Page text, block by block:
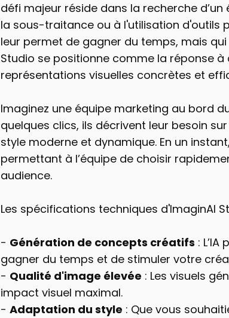
défi majeur réside dans la recherche
la sous-traitance ou à l'utilisation d'outils
leur permet de gagner du temps, mais
Studio se positionne comme la réponse
représentations visuelles concrètes et
Imaginez une équipe marketing au bord
quelques clics, ils décrivent leur besoin
style moderne et dynamique. En un
permettant à l’équipe de choisir
audience.
Les spécifications techniques d'ImaginAI
- Génération de concepts créatifs :
gagner du temps et de stimuler votre
- Qualité d'image élevée : Les visuels
impact visuel maximal.
- Adaptation du style : Que vous